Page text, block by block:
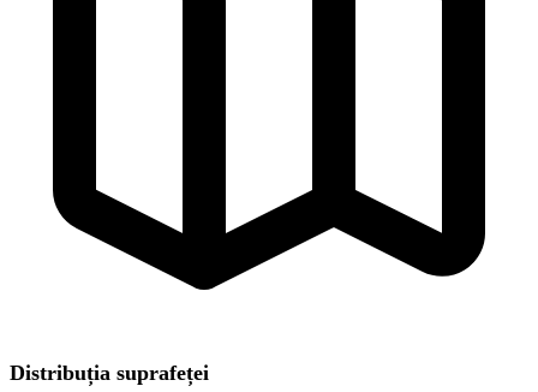
Distribuția suprafeței